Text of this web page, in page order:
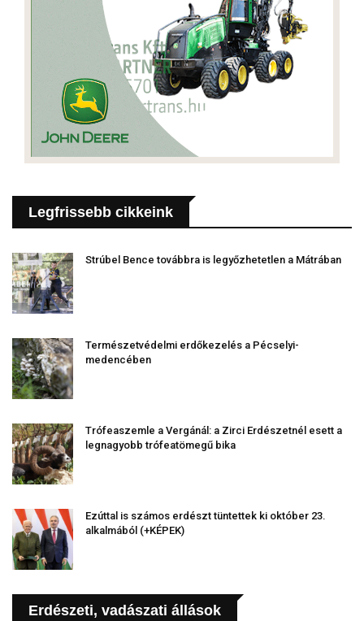
Legfrissebb cikkeink
Strúbel Bence továbbra is legyőzhetetlen a Mátrában
Természetvédelmi erdőkezelés a Pécselyi-
medencében
Trófeaszemle a Vergánál: a Zirci Erdészetnél esett a
legnagyobb trófeatömegű bika
Ezúttal is számos erdészt tüntettek ki október 23.
alkalmából (+KÉPEK)
Erdészeti, vadászati állások